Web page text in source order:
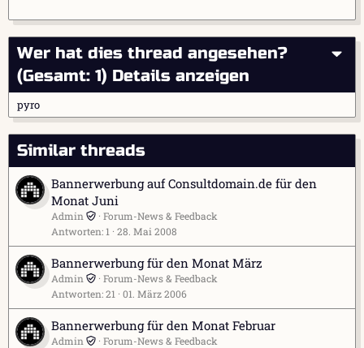
Wer hat dies thread angesehen?
(Gesamt: 1) Details anzeigen
pyro
Similar threads
Bannerwerbung auf Consultdomain.de für den
Monat Juni
Admin
Forum-News & Feedback
Antworten 1 28. Mai 2008
Bannerwerbung für den Monat März
Admin
Forum-News & Feedback
Antworten 21 01. März 2006
Bannerwerbung für den Monat Februar
Admin
Forum-News & Feedback